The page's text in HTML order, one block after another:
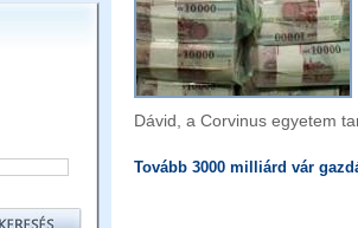
Dávid, a Corvinus egyetem
Tovább 3000 milliárd vár